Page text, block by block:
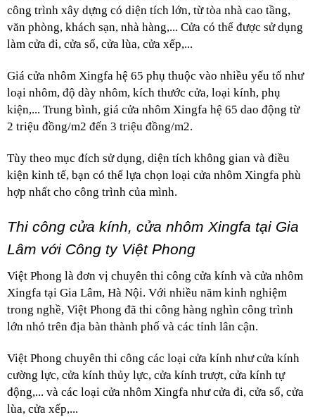
công trình xây dựng có diện tích lớn, từ tòa nhà cao tầng,
văn phòng, khách sạn, nhà hàng,... Cửa có thể được sử dụng
làm cửa đi, cửa sổ, cửa lùa, cửa xếp,...
Giá cửa nhôm Xingfa hệ 65 phụ thuộc vào nhiều yếu tố như
loại nhôm, độ dày nhôm, kích thước cửa, loại kính, phụ
kiện,... Trung bình, giá cửa nhôm Xingfa hệ 65 dao động từ
2 triệu đồng/m2 đến 3 triệu đồng/m2.
Tùy theo mục đích sử dụng, diện tích không gian và điều
kiện kinh tế, bạn có thể lựa chọn loại cửa nhôm Xingfa phù
hợp nhất cho công trình của mình.
Thi công cửa kính, cửa nhôm Xingfa tại Gia
Lâm với Công ty Việt Phong
Việt Phong là đơn vị chuyên thi công cửa kính và cửa nhôm
Xingfa tại Gia Lâm, Hà Nội. Với nhiều năm kinh nghiệm
trong nghề, Việt Phong đã thi công hàng nghìn công trình
lớn nhỏ trên địa bàn thành phố và các tỉnh lân cận.
Việt Phong chuyên thi công các loại cửa kính như cửa kính
cường lực, cửa kính thủy lực, cửa kính trượt, cửa kính tự
động,... và các loại cửa nhôm Xingfa như cửa đi, cửa sổ, cửa
lùa, cửa xếp,...